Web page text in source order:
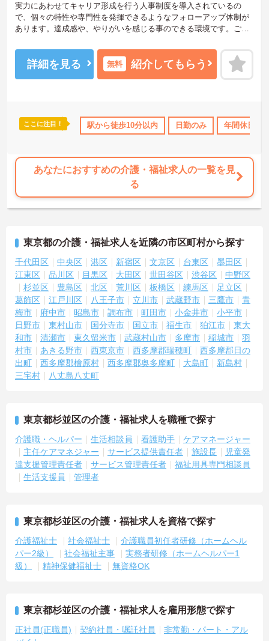
無資格OK 年間休日110日以上 資格取得サポート
実力にあわせてキャリア形成を行う人事制度を導入されているの
で、個々の特性や専門性を発揮できるようなフォローアップ体制が
あります。達成感や、やりがいを感じる事のできる環境です。ご興
でお気軽にご相談ください。
詳細を見る 無料 紹介してもらう
ここに注目！ 駅から徒歩10分以内 日勤のみ 年間休日
あなたにおすすめの介護・福祉求人の一覧を見
る
東京都の介護・福祉求人を近隣の市区町村から探す
千代田区 中央区 港区 新宿区 文京区 台東区
墨田区
江東区
品川区 目黒区 大田区 世田谷区 渋谷区
中野区
杉並区
豊島区 北区 荒川区 板橋区 練馬区
足立区
葛飾区
江戸川区 八王子市 立川市 武蔵野市 三鷹市
青
梅市
府中市 昭島市 調布市 町田市 小金井市
小平市
日野市
東村山市 国分寺市 国立市 福生市 狛江市
東大
和市
清瀬市 東久留米市 武蔵村山市 多摩市 稲城市
羽
村市
あきる野市 西東京市 西多摩郡瑞穂町
西多摩郡日の
出町
西多摩郡檜原村 西多摩郡奥多摩町 大島町
新島村
三宅村
八丈島八丈町
東京都杉並区の介護・福祉求人を職種で探す
介護職・ヘルパー 生活相談員 看護助手
ケアマネージャー
主任ケアマネジャー
サービス提供責任者 施設長
児童発
達支援管理責任者
サービス管理責任者
福祉用具専門相談員
生活支援員
管理者
東京都杉並区の介護・福祉求人を資格で探す
介護福祉士 社会福祉士
介護職員初任者研修（ホームヘル
パー2級）
社会福祉主事
実務者研修（ホームヘルパー1
級）
精神保健福祉士 無資格OK
東京都杉並区の介護・福祉求人を雇用形態で探す
正社員(正職員) 契約社員・嘱託社員
非常勤・パート・アル